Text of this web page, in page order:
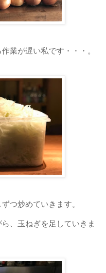
業が遅い私です・・・。
つ炒めていきます。
、玉ねぎを足していきま